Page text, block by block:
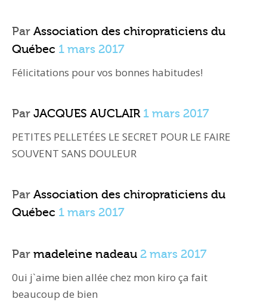
Par Association des chiropraticiens du
Québec 1 mars 2017
Félicitations pour vos bonnes habitudes!
Par JACQUES AUCLAIR 1 mars 2017
PETITES PELLETÉES LE SECRET POUR LE FAIRE
SOUVENT SANS DOULEUR
Par Association des chiropraticiens du
Québec 1 mars 2017
Par madeleine nadeau 2 mars 2017
0ui j`aime bien allée chez mon kiro ça fait
beaucoup de bien